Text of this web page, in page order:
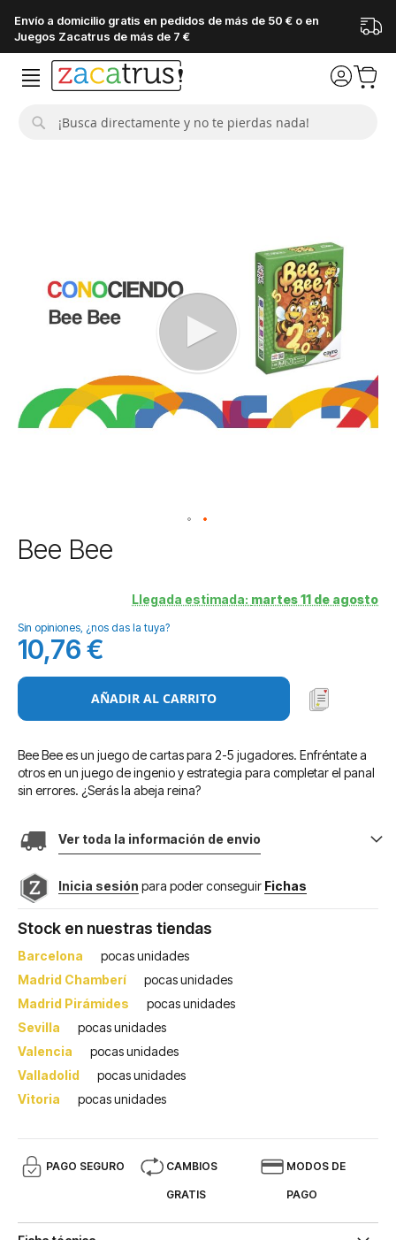
Envío a domicilio gratis en pedidos de más de 50 € o en
Juegos Zacatrus de más de 7 €
imágenes
Saltar
al
galería
de
imágenes
Bee Bee
Llegada estimada: martes 11 de agosto
Sin opiniones, ¿nos das la tuya?
10,76 €
AÑADIR AL CARRITO
Bee Bee es un juego de cartas para 2-5 jugadores. Enfréntate a
otros en un juego de ingenio y estrategia para completar el panal
sin errores. ¿Serás la abeja reina?
Ver toda la información de envio
Inicia sesión para poder conseguir Fichas
Stock en nuestras tiendas
Barcelona
pocas unidades
Madrid Chamberí
pocas unidades
Madrid Pirámides
pocas unidades
Sevilla
pocas unidades
Valencia
pocas unidades
Valladolid
pocas unidades
Vitoria
pocas unidades
PAGO SEGURO CAMBIOS
GRATIS
MODOS DE
PAGO